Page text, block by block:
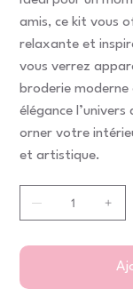
amis, ce kit vous
relaxante et
vous verrez
broderie moderne
élégance
orner votre
et artistique.